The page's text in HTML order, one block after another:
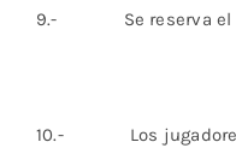
9.- Se reserva el
10.- Los jugadores